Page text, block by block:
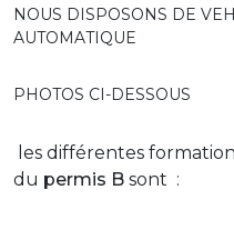
NOUS DISPOSONS DE
AUTOMATIQUE
PHOTOS CI-DESSOUS
les différentes
du permis B sont :